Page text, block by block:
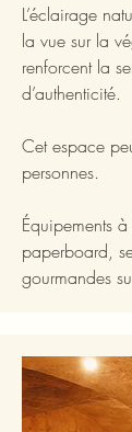
L’éclairage
la vue sur la
renforcent la
d’authenticité.
Cet espace
personnes.
Équipements
paperboard,
gourmandes